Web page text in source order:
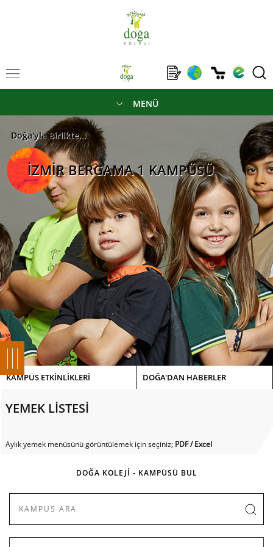
MENÜ
Doğa'yla Birlikte...
İZMİR BERGAMA 1 KAMPÜSÜ
KAMPÜS ETKİNLİKLERİ DOĞA'DAN HABERLER
YEMEK LİSTESİ
Aylık yemek menüsünü görüntülemek için seçiniz; PDF/Excel
DOĞA KOLEJİ - KAMPÜSÜ BUL